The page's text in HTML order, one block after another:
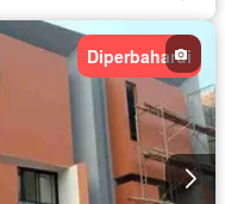
Diperbaharui